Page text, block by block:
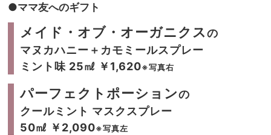
●ママ友へのギフト
メイド・オブ・オーガニクスの
マヌカハニー＋カモミールスプレー
ミント味 25㎖ ￥1,620※写真右
パーフェクトポーションの
クールミント マスクスプレー
50㎖ ￥2,090※写真左